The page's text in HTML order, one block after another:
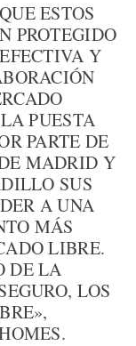
ESTOS
PROTEGIDO
Y
PUESTA
PARTE DE
MADRID Y
SUS
A UNA
MÁS
LIBRE.
DE LA
LOS